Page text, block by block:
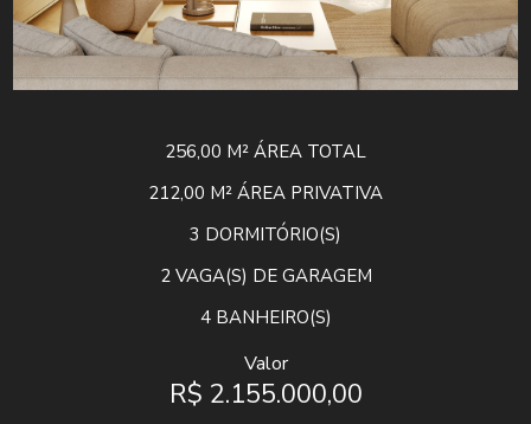
256,00 M² ÁREA TOTAL
212,00 M² ÁREA PRIVATIVA
3 DORMITÓRIO(S)
2VAGA(S) DE GARAGEM
4BANHEIRO(S)
Valor
R$ 2.155.000,00